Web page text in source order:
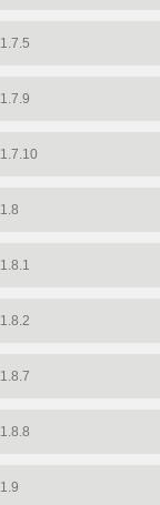
1.7.5
1.7.9
1.7.10
1.8
1.8.1
1.8.2
1.8.7
1.8.8
1.9